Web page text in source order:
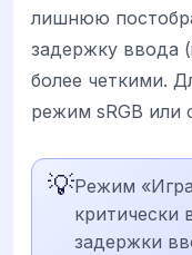
лишнюю
задержку ввода
более четкими.
режим sRGB или
💡Режим
критически
задержки